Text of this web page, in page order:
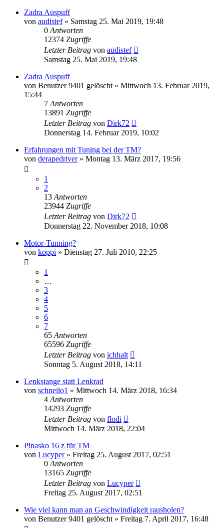
Zadra Auspuff
von audistef» Samstag 25. Mai 2019, 19:48
0 Antworten
12374 Zugriffe
Letzter Beitrag von audistef
Samstag 25. Mai 2019, 19:48
Zadra Auspuff
von Benutzer 9401 gelöscht » Mittwoch 13. Februar 2019,
15:44
7 Antworten
13891 Zugriffe
Letzter Beitrag von Dirk72
Donnerstag 14. Februar 2019, 10:02
Erfahrungen mit Tuning bei der TM?
von derapedriver» Montag 13. März 2017, 19:56
1
2
13 Antworten
23944 Zugriffe
Letzter Beitrag von Dirk72
Donnerstag 22. November 2018, 10:08
Motor-Tunning?
von koppi » Dienstag 27. Juli 2010, 22:25
1
…
3
4
5
6
7
65 Antworten
65596 Zugriffe
Letzter Beitrag von ichhalt
Sonntag 5. August 2018, 14:11
Lenkstange statt Lenkrad
von schneilo1 » Mittwoch 14. März 2018, 16:34
4 Antworten
14293 Zugriffe
Letzter Beitrag von flodi
Mittwoch 14. März 2018, 22:04
Pinasko 16 z für TM
von Lucyper» Freitag 25. August 2017, 02:51
0 Antworten
13165 Zugriffe
Letzter Beitrag von Lucyper
Freitag 25. August 2017, 02:51
Wie viel kann man an Geschwindigkeit rausholen?
von Benutzer 9401 gelöscht » Freitag 7. April 2017, 16:48